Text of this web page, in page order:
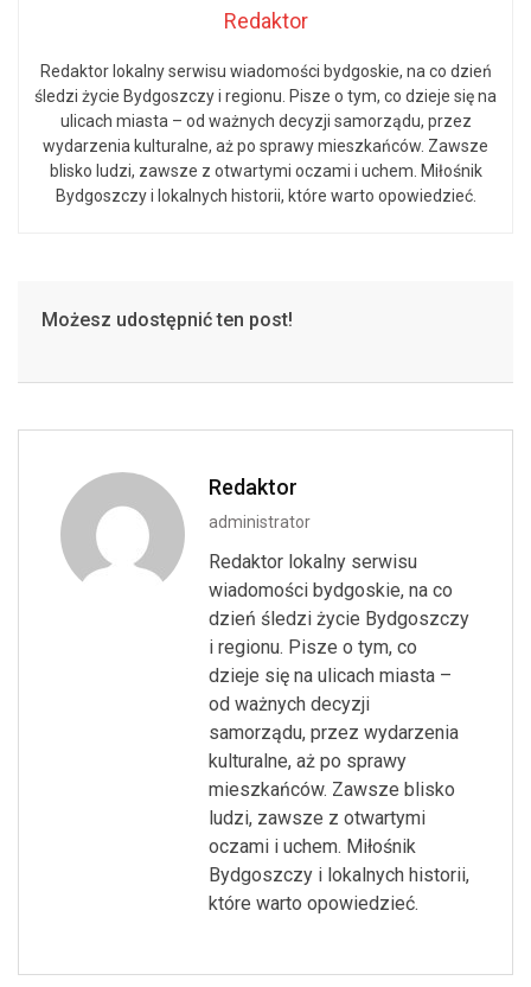
Redaktor
Redaktor lokalny serwisu wiadomości bydgoskie, na co dzień
śledzi życie Bydgoszczy i regionu. Pisze o tym, co dzieje się na
ulicach miasta – od ważnych decyzji samorządu, przez
wydarzenia kulturalne, aż po sprawy mieszkańców. Zawsze
blisko ludzi, zawsze z otwartymi oczami i uchem. Miłośnik
Bydgoszczy i lokalnych historii, które warto opowiedzieć.
Możesz udostępnić ten post!
Redaktor
administrator
Redaktor lokalny serwisu
wiadomości bydgoskie, na co
dzień śledzi życie Bydgoszczy
i regionu. Pisze o tym, co
dzieje się na ulicach miasta –
od ważnych decyzji
samorządu, przez wydarzenia
kulturalne, aż po sprawy
mieszkańców. Zawsze blisko
ludzi, zawsze z otwartymi
oczami i uchem. Miłośnik
Bydgoszczy i lokalnych historii,
które warto opowiedzieć.